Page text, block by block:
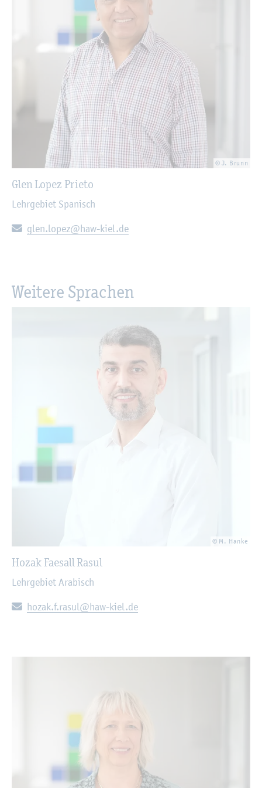
© J. Brunn
Glen Lopez Prie­to
Lehr­ge­biet Spa­nisch
E-Mail:
glen.​lopez@​haw-​kiel.​de
Wei­te­re Spra­chen
© M. Hanke
Hozak Fae­sall Rasul
Lehr­ge­biet Ara­bisch
E-Mail:
hozak.​f.​rasul@​haw-​kiel.​de